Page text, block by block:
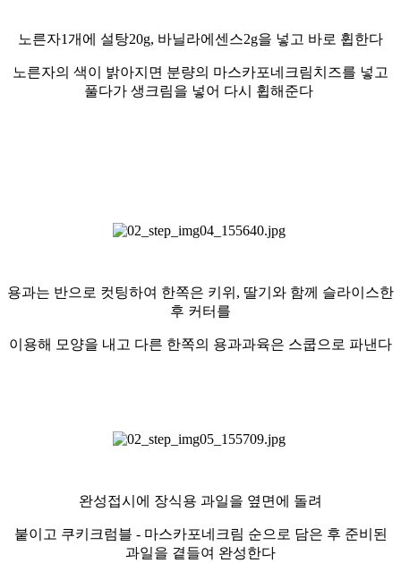
노른자1개에 설탕20g, 바닐라에센스2g을 넣고 바로 휩한다
노른자의 색이 밝아지면 분량의 마스카포네크림치즈를 넣고
풀다가 생크림을 넣어 다시 휩해준다
용과는 반으로 컷팅하여 한쪽은 키위, 딸기와 함께 슬라이스한
후 커터를
이용해 모양을 내고 다른 한쪽의 용과과육은 스쿱으로 파낸다
완성접시에 장식용 과일을 옆면에 돌려
붙이고 쿠키크럼블 - 마스카포네크림 순으로 담은 후 준비된
과일을 곁들여 완성한다